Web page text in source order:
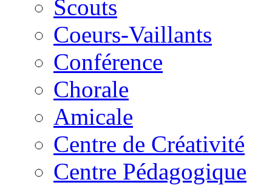
Scouts
Coeurs-Vaillants
Conférence
Chorale
Amicale
Centre de Créativité
Centre Pédagogique